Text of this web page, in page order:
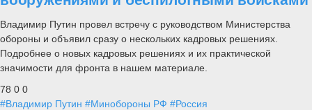
Владимир Путин провел встречу с руководством Министерства
обороны и объявил сразу о нескольких кадровых решениях.
Подробнее о новых кадровых решениях и их практической
значимости для фронта в нашем материале.
78 0 0
#Владимир Путин #Минобороны РФ #Россия